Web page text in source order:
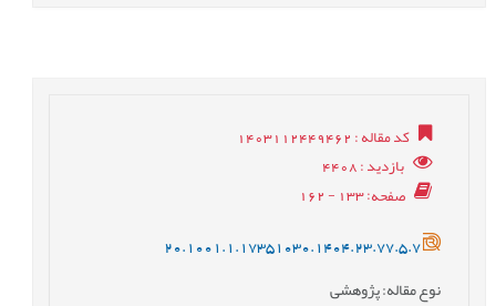
کد مقاله: 1403112449462
بازدید: 4408
صفحه: 133 - 162
20.1001.1.17351030.1404.23.77.5.7
نوع مقاله: پژوهشی